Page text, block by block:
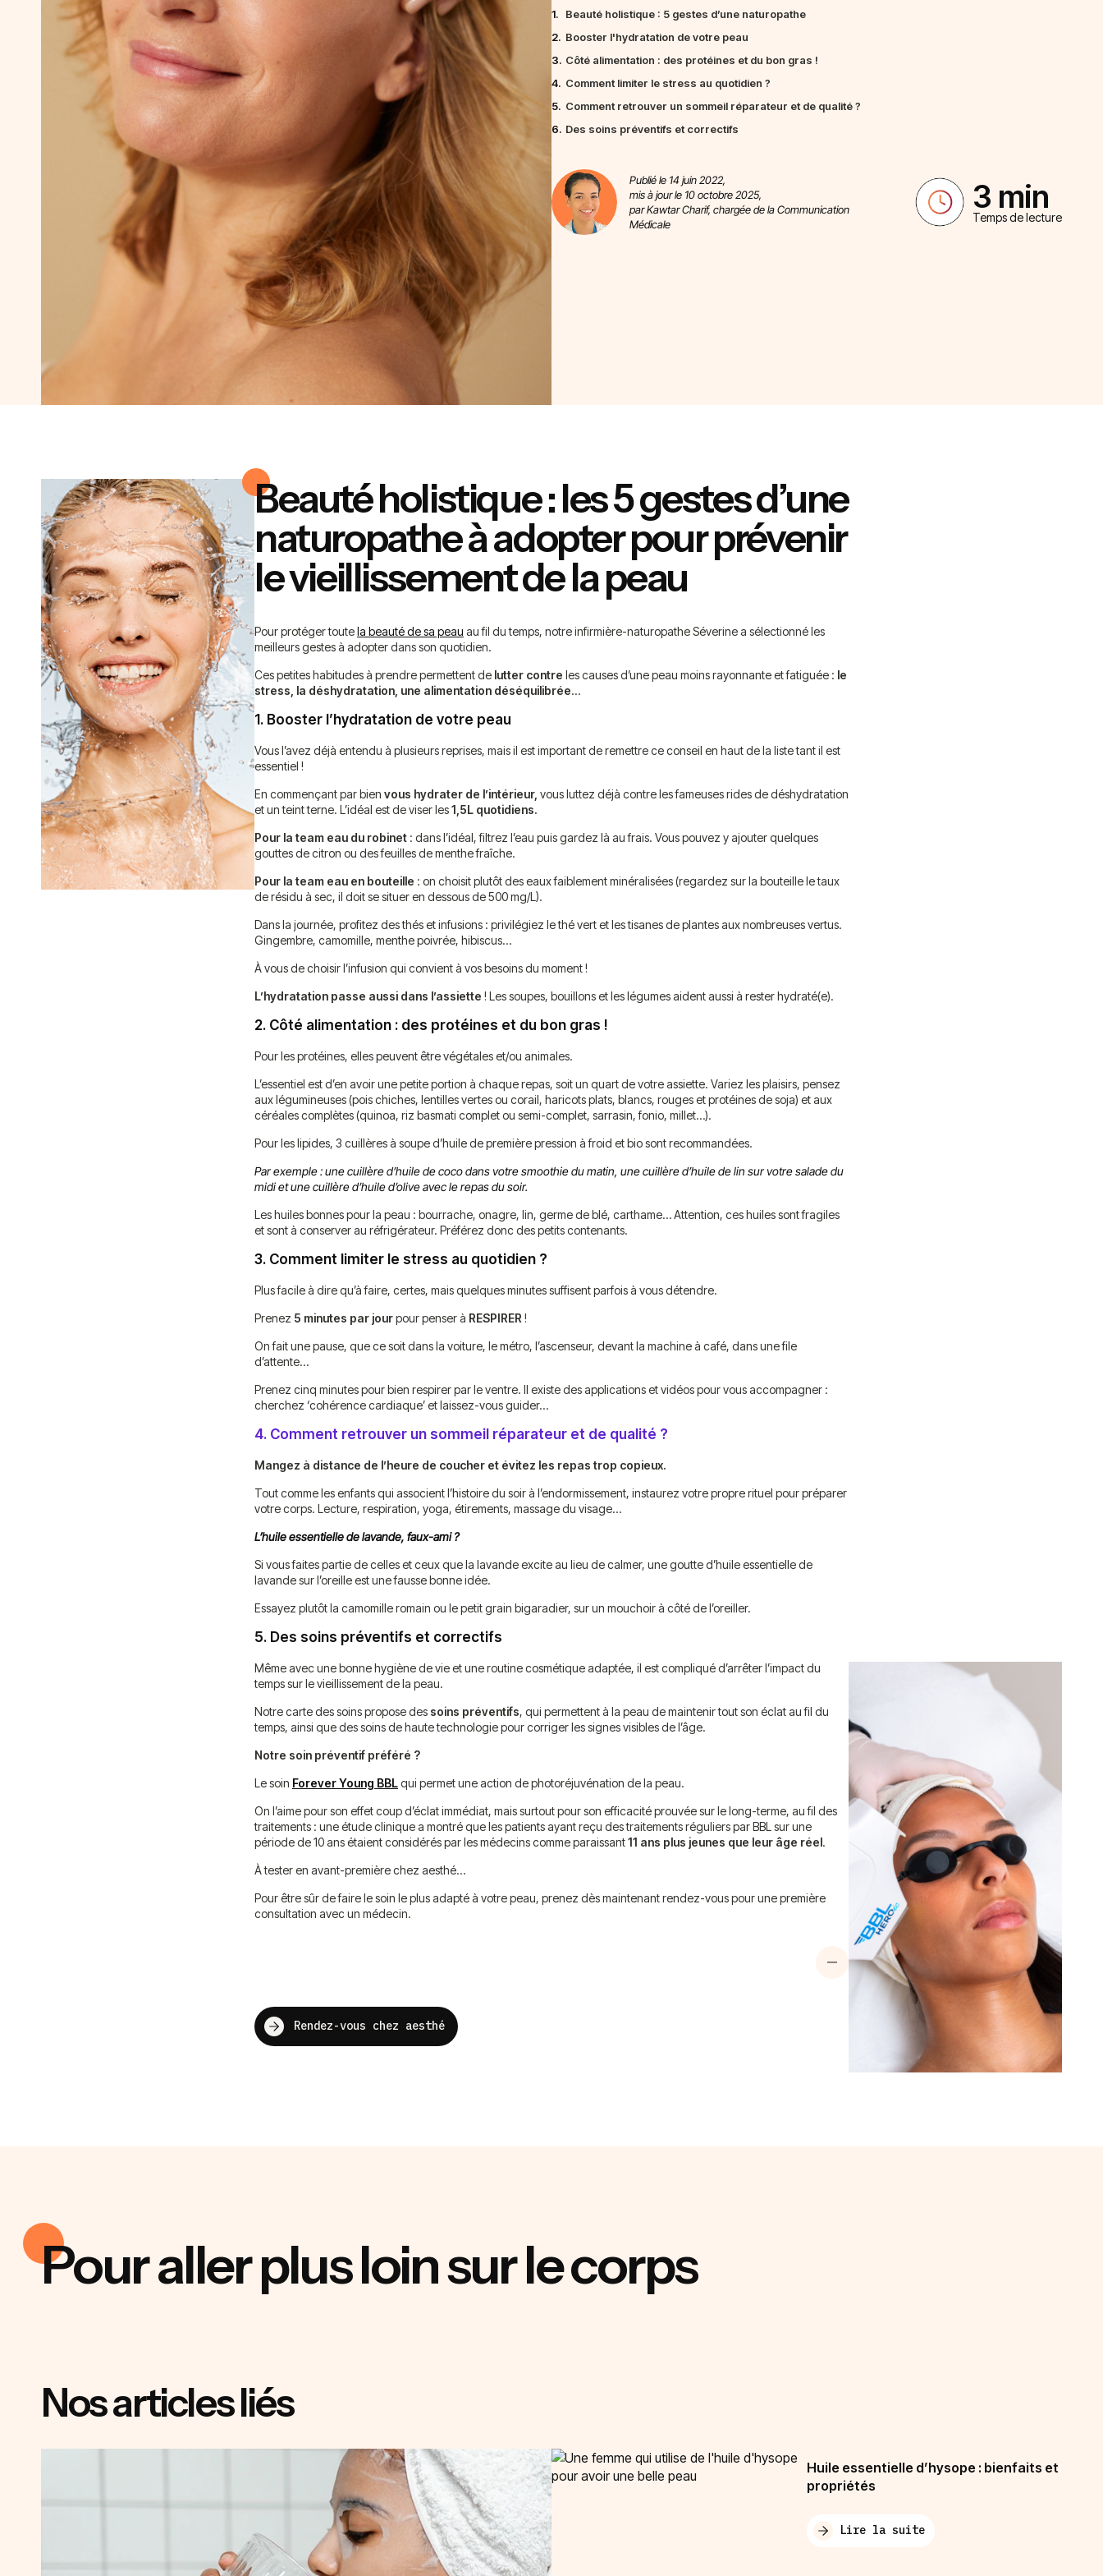
1.
Beauté holistique : 5 gestes d’une naturopathe
2. Booster l'hydratation de votre peau
3. Côté alimentation : des protéines et du bon gras !
4. Comment limiter le stress au quotidien ?
5. Comment retrouver un sommeil réparateur et de qualité ?
6. Des soins préventifs et correctifs
Publié le 14 juin 2022,
mis à jour le 10 octobre 2025,
par Kawtar Charif, chargée de la Communication
Médicale
3 min
Temps de lecture
Beauté holistique : les 5 gestes d’une
naturopathe à adopter pour prévenir
le vieillissement de la peau
Pour protéger toutela beauté de sa peau au fil du temps, notre infirmière-naturopathe Séverine a sélectionné les
meilleurs gestes à adopter dans son quotidien.
Ces petites habitudes à prendre permettent de lutter contre les causes d’une peau moins rayonnante et fatiguée : le
stress, la déshydratation, une alimentation déséquilibrée…
1. Booster l’hydratation de votre peau
Vous l’avez déjà entendu à plusieurs reprises, mais il est important de remettre ce conseil en haut de la liste tant il est
essentiel !
En commençant par bien vous hydrater de l’intérieur, vous luttez déjà contre les fameuses rides de déshydratation
et un teint terne. L’idéal est de viser les1,5L quotidiens.
Pour la team eau du robinet : dans l’idéal, filtrez l’eau puis gardez là au frais. Vous pouvez y ajouter quelques
gouttes de citron ou des feuilles de menthe fraîche.
Pour la team eau en bouteille : on choisit plutôt des eaux faiblement minéralisées (regardez sur la bouteille le taux
de résidu à sec, il doit se situer en dessous de 500 mg/L).
Dans la journée, profitez des thés et infusions : privilégiez le thé vert et les tisanes de plantes aux nombreuses vertus.
Gingembre, camomille, menthe poivrée, hibiscus…
À vous de choisir l’infusion qui convient à vos besoins du moment !
L’hydratation passe aussi dans l’assiette ! Les soupes, bouillons et les légumes aident aussi à rester hydraté(e).
2. Côté alimentation : des protéines et du bon gras !
Pour les protéines, elles peuvent être végétales et/ou animales.
L’essentiel est d’en avoir une petite portion à chaque repas, soit un quart de votre assiette. Variez les plaisirs, pensez
aux légumineuses (pois chiches, lentilles vertes ou corail, haricots plats, blancs, rouges et protéines de soja) et aux
céréales complètes (quinoa, riz basmati complet ou semi-complet, sarrasin, fonio, millet…).
Pour les lipides, 3 cuillères à soupe d’huile de première pression à froid et bio sont recommandées.
Par exemple : une cuillère d’huile de coco dans votre smoothie du matin, une cuillère d’huile de lin sur votre salade du
midi et une cuillère d’huile d’olive avec le repas du soir.
Les huiles bonnes pour la peau : bourrache, onagre, lin, germe de blé, carthame… Attention, ces huiles sont fragiles
et sont à conserver au réfrigérateur. Préférez donc des petits contenants.
3. Comment limiter le stress au quotidien ?
Plus facile à dire qu’à faire, certes, mais quelques minutes suffisent parfois à vous détendre.
Prenez 5 minutes par jourpour penser à RESPIRER !
On fait une pause, que ce soit dans la voiture, le métro, l’ascenseur, devant la machine à café, dans une file
d’attente…
Prenez cinq minutes pour bien respirer par le ventre. Il existe des applications et vidéos pour vous accompagner :
cherchez ‘cohérence cardiaque’ et laissez-vous guider…
4. Comment retrouver un sommeil réparateur et de qualité ?
Mangez à distance de l’heure de coucher et évitez les repas trop copieux.
Tout comme les enfants qui associent l’histoire du soir à l’endormissement, instaurez votre propre rituel pour préparer
votre corps. Lecture, respiration, yoga, étirements, massage du visage…
L’huile essentielle de lavande, faux-ami ?
Si vous faites partie de celles et ceux que la lavande excite au lieu de calmer, une goutte d’huile essentielle de
lavande sur l’oreille est une fausse bonne idée.
Essayez plutôt la camomille romain ou le petit grain bigaradier, sur un mouchoir à côté de l’oreiller.
5. Des soins préventifs et correctifs
Même avec une bonne hygiène de vie et une routine cosmétique adaptée, il est compliqué d’arrêter l’impact du
temps sur le vieillissement de la peau.
Notre carte des soins propose des soins préventifs, qui permettent à la peau de maintenir tout son éclat au fil du
temps, ainsi que des soins de haute technologie pour corriger les signes visibles de l’âge.
Notre soin préventif préféré ?
Le soin Forever Young BBLqui permet une action de photoréjuvénation de la peau.
On l’aime pour son effet coup d’éclat immédiat, mais surtout pour son efficacité prouvée sur le long-terme, au fil des
traitements : une étude clinique a montré que les patients ayant reçu des traitements réguliers par BBL sur une
période de 10 ans étaient considérés par les médecins comme paraissant11 ans plus jeunes que leur âge réel.
À tester en avant-première chez aesthé…
Pour être sûr de faire le soin le plus adapté à votre peau, prenez dès maintenant rendez-vous pour une première
consultation avec un médecin.
Rendez-vous chez aesthé
Pour aller plus loin sur le corps
Nos articles liés
Huile essentielle d’hysope : bienfaits et
propriétés
Lire la suite